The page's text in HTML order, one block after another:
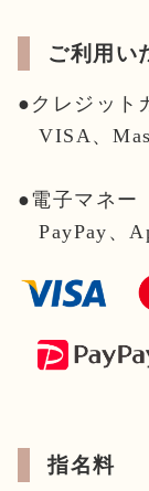
ご利用い
●クレジット
VISA、
●電子マネー
PayPay、
指名料